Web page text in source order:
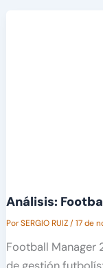
Análisis:
PorSERGIO RUIZ/17 de
Football Manager